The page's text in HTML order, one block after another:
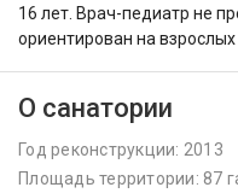
16 лет. Врач-педиатр не
ориентирован на
О санатории
Год реконструкции: 2013
Площадь территории: 87